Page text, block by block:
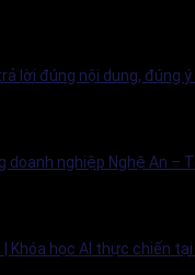
lời đúng nội dung, đúng
doanh nghiệp Nghệ An –
| Khóa học AI thực chiến tại